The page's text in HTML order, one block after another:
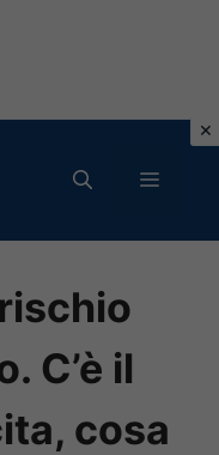
MENU
C’è il
cosa